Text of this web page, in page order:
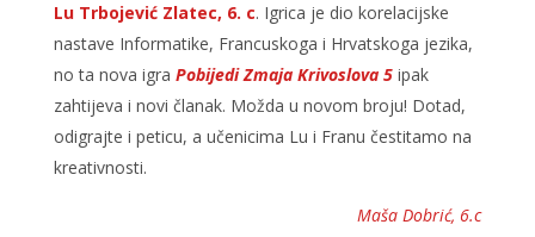
Lu Trbojević Zlatec, 6. c. Igrica je dio korelacijske
nastave Informatike, Francuskoga i Hrvatskoga jezika,
no ta nova igra Pobijedi Zmaja Krivoslova 5 ipak
zahtijeva i novi članak. Možda u novom broju! Dotad,
odigrajte i peticu, a učenicima Lu i Franu čestitamo na
kreativnosti.
Maša Dobrić, 6.c